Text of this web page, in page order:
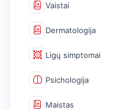
Vaistai
Dermatologija
Ligų simptomai
Psichologija
Maistas